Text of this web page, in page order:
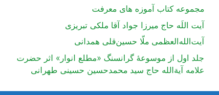
مجموعه کتاب آموزه های معرفت
آیت اللَه حاج میرزا جواد آقا ملکی تبریزی
آیت‌الله‌العظمی ملّا حسین‌قلی همدانی
جلد اول از موسوعۀ گرانسنگ «مطلع انوار» اثر حضرت
علامه آیة‌الله حاج سید محمدحسین حسینی طهرانی